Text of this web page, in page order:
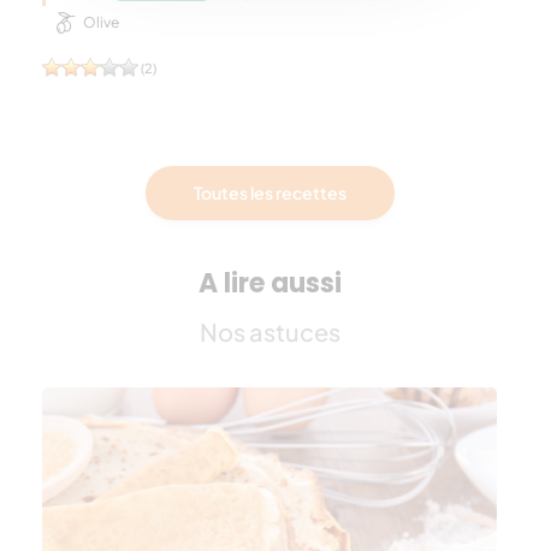
Olive
(2)
Toutes les recettes
A lire aussi
Nos astuces